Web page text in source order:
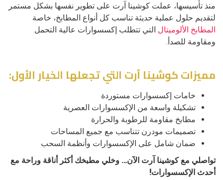
منذ تأسيسها، عملت كوشينا آرت على تطوير نفسها بشكل مستمر
لتقديم حلول عملية حديثة تناسب كل أنواع المطابخ، خاصة
المطابخ الألوميتال التي تتطلب إكسسوارات عالية التحمل
ومقاومة للصدأ.
مميزات كوشينا آرت التي تجعلها الخيار الأول:
خامات إكسسوارات مستوردة
تشكيلة واسعة من الإكسسوارات العصرية
مطابخ مقاومة للرطوبة والحرارة
تصميمات مودرن تتناسب مع جميع المساحات
ضمان شامل على الإكسسوارات وأنظمة السحب
تواصلي مع كوشينا آرت الآن… وخلي مطبخك أكثر أناقة وراحة مع
أحدث الإكسسوارات!